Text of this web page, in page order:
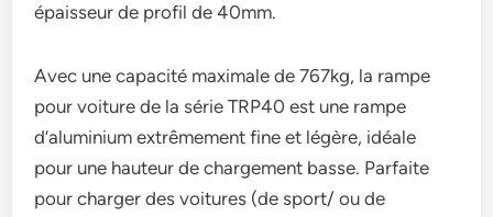
épaisseur de profil de 40mm.
Avec une capacité maximale de 767kg, la rampe
pour voiture de la série TRP40 est une rampe
d’aluminium extrêmement fine et légère, idéale
pour une hauteur de chargement basse. Parfaite
pour charger des voitures (de sport/ ou de